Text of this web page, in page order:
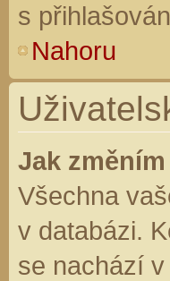
s
Nahoru
Jak
Všechna
v databázi.
se nachází